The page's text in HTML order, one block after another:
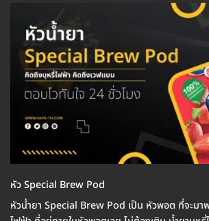
หัว Special Brew Pod
หัวน้ำยา Special Brew Pod เป็น หัวพอต ที่จะม